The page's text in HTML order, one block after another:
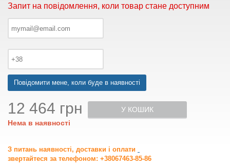
Запит на повідомлення, коли товар стане доступним
Повідомити мене, коли буде в наявності
12 464 грн
Нема в наявності
У КОШИК
З питань наявності, доставки і оплати
звертайтеся за телефоном: +38067463-85-86